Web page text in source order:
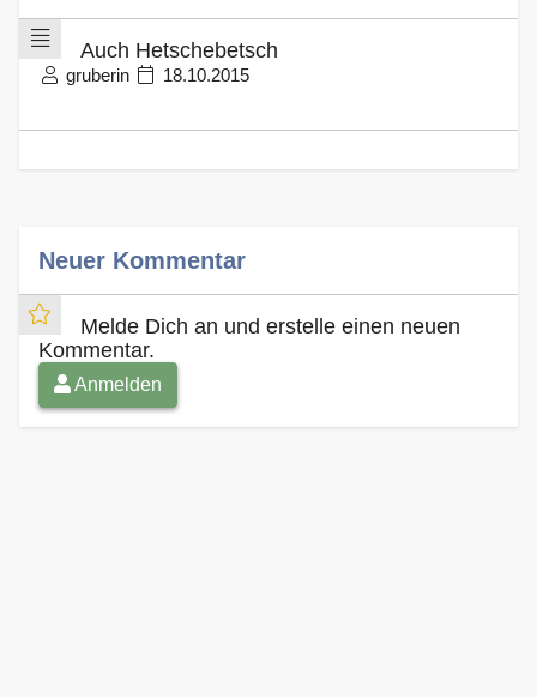
Auch Hetschebetsch
gruberin 18.10.2015
Neuer Kommentar
Melde Dich an und erstelle einen neuen
Kommentar.
Anmelden